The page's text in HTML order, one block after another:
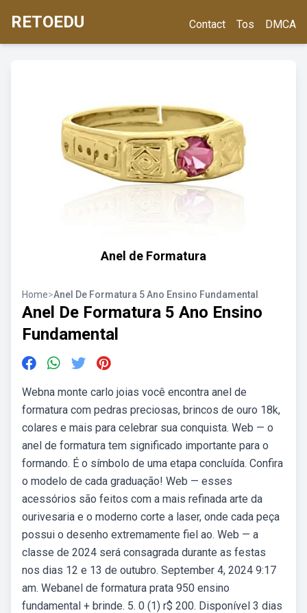
RETOEDU Contact Tos DMCA
Anel de Formatura
Home>Anel De Formatura 5 Ano Ensino Fundamental
Anel De Formatura 5 Ano Ensino
Fundamental
Webna monte carlo joias você encontra anel de
formatura com pedras preciosas, brincos de ouro 18k,
colares e mais para celebrar sua conquista. Web — o
anel de formatura tem significado importante para o
formando. É o símbolo de uma etapa concluída. Confira
o modelo de cada graduação! Web — esses
acessórios são feitos com a mais refinada arte da
ourivesaria e o moderno corte a laser, onde cada peça
possui o desenho extremamente fiel ao. Web — a
classe de 2024 será consagrada durante as festas
nos dias 12 e 13 de outubro. September 4, 2024 9:17
am. Webanel de formatura prata 950 ensino
fundamental + brinde. 5. 0 (1) r$ 200. Disponível 3 dias